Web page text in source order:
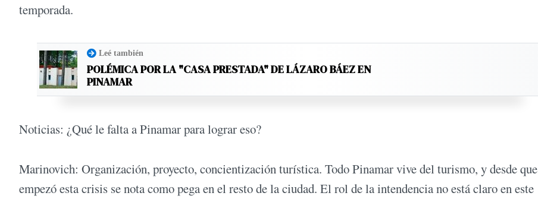
temporada.
Leé también
POLÉMICA POR LA "CASA PRESTADA" DE LÁZARO BÁEZ EN
PINAMAR
Noticias: ¿Qué le falta a Pinamar para lograr eso?
Marinovich: Organización, proyecto, concientización turística. Todo Pinamar vive del turismo, y desde que
empezó esta crisis se nota como pega en el resto de la ciudad. El rol de la intendencia no está claro en este